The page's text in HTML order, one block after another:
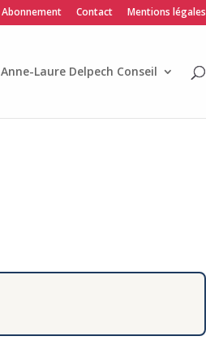
Abonnement Contact Mentions légales
Anne-Laure Delpech Conseil